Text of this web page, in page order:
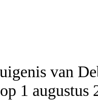
op 1 augustus